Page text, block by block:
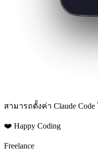
สามารถตั้งค่า Claude
❤️ Happy Coding
Freelance